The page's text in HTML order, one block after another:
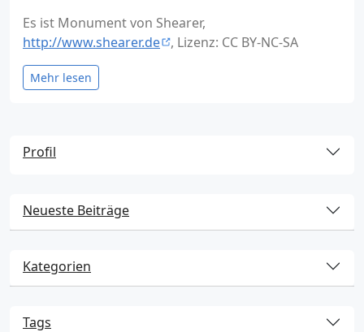
Es ist Monument von Shearer,
http://www.shearer.de
, Lizenz: CC BY-NC-SA
Mehr lesen
Profil
Neueste Beiträge
Kategorien
Tags